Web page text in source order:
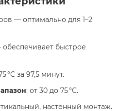
— оптимально для 1–2
обеспечивает быстрое
°C за 97,5 минут.
: от 30 до 75 °C.
настенный монтаж.